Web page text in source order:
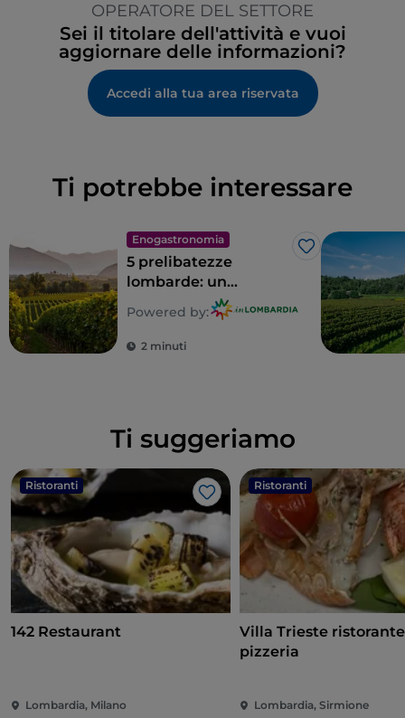
OPERATORE DEL SETTORE
Sei il titolare dell'attività e vuoi
aggiornare delle informazioni?
Accedi alla tua area riservata
Ti potrebbe interessare
Enogastronomia
Like
5 prelibatezze
lombarde: un
territorio tutto da
gustare
Powered by:
2 minuti
Ti suggeriamo
Ristoranti
Like
142 Restaurant
Lombardia, Milano
Ristoranti
Villa Trieste ristorante
pizzeria
Lombardia, Sirmione